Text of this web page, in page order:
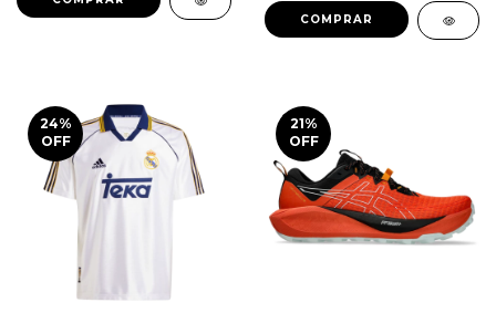
COMPRAR
24%
OFF
21%
OFF